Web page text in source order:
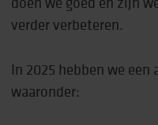
verder verbeteren.
In 2025 hebben we
waaronder: